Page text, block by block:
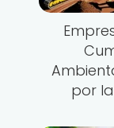
por